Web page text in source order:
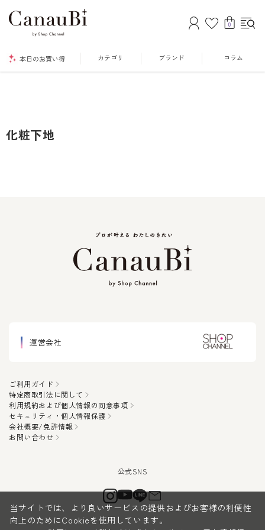
0
本日のお買い得 カテゴリ ブランド コラム
化粧下地
運営会社
ご利用ガイド
特定商取引法に関して
利用規約および個人情報の同意事項
セキュリティ・個人情報保護
会社概要/免許情報
お問い合わせ
当サイトでは、より良いサービスの提供およびお客様の利便性
向上のためにCookieを使用しています。